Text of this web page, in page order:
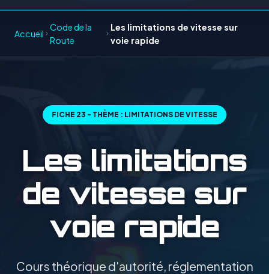
Accueil
Code de la
Route
Les limitations de vitesse sur
voie rapide
FICHE 23 - THÈME : LIMITATIONS DE VITESSE
Les limitations
de vitesse sur
voie rapide
Cours théorique d'autorité, réglementation